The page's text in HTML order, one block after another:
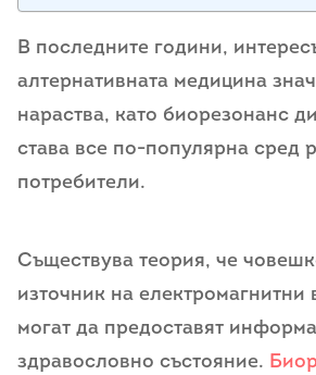
В последните години,
алтернативната медицина
нараства, като биорезонанс
става все по-популярна сред
потребители.
Съществува теория, че
източник на електромагнитни
могат да предоставят
здравословно състояние.